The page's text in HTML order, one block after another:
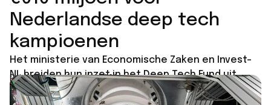
Nederlandse deep tech
kampioenen
Het ministerie van Economische Zaken en Invest-
NL breiden hun inzet in het Deep Tech Fund uit.
Published onJune 11, 2026